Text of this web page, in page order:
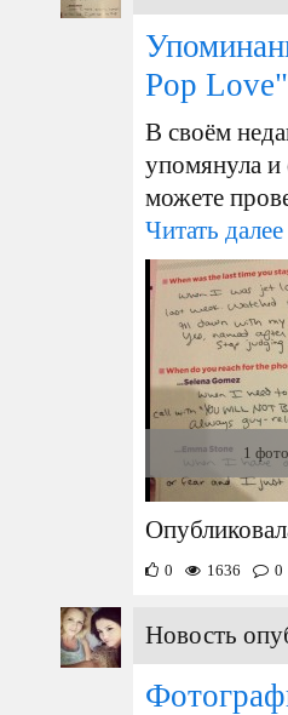
Pop Love"
В своём
упомянула
можете
Читать далее
1 фото
0 1636 0
Новость